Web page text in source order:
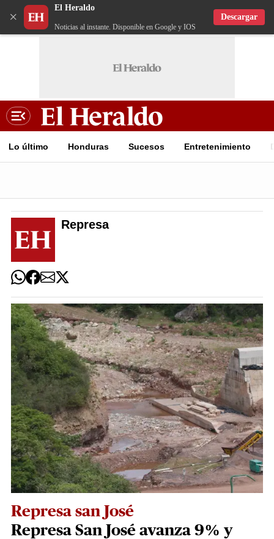
×
El Heraldo
Noticias al instante. Disponible en Google y IOS
Descargar
Lo último Honduras Sucesos Entretenimiento
Represa
Represa san José
Represa San José avanza 9% y